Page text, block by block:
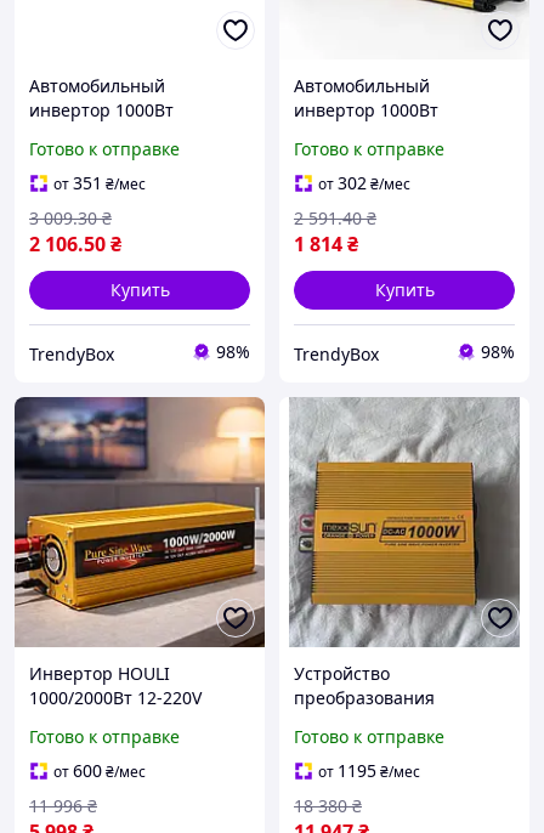
Автомобильный
инвертор 1000Вт
напряжения 12-220В с
LCD дисплеем
автоинвертор для
питания box2
Готово к отправке
от351 ₴/мес
2 106.50₴
3 009.30 ₴
Купить
TrendyBox 98%
Автомобильный
инвертор 1000Вт
напряжения 12 220В с
USB для авто зарядка для
ноутбука в машину box2
Готово к отправке
от302₴/мес
1 814₴
2 591.40 ₴
Купить
TrendyBox 98%
Инвертор HOULI
1000/2000Вт 12-220V
бытовых приборов/
гаджетов
Готово к отправке
от600₴/мес
11 996 ₴
Устройство
преобразования
1000 вт чистая синусоида
для котла Mexxsun
MXSPSW-1000
Готово к отправке
от 1195₴/мес
18 380 ₴